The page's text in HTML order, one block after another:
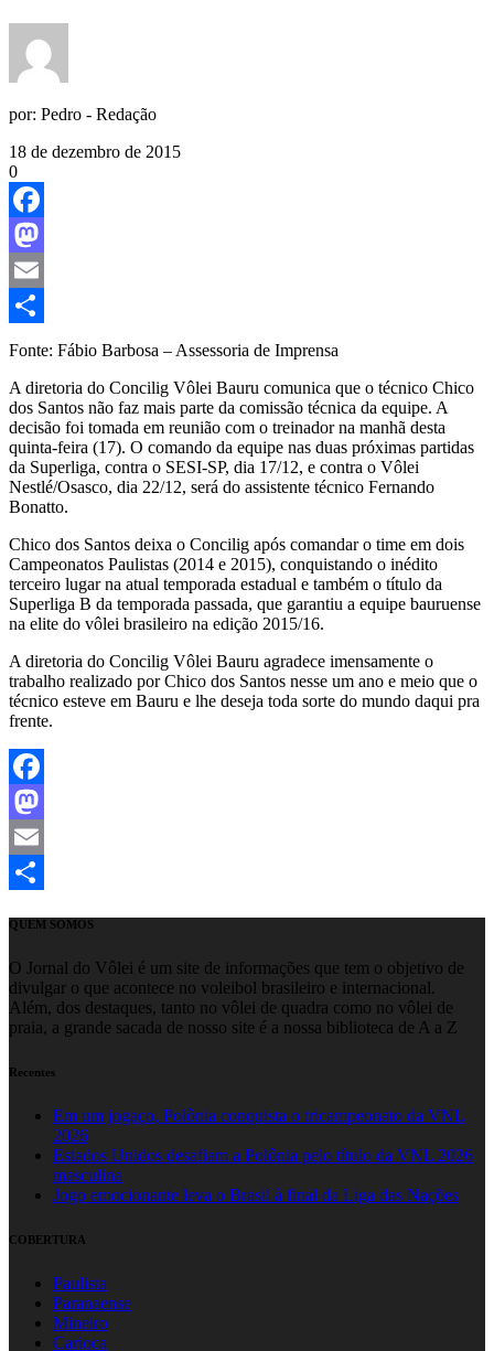
por: Pedro - Redação
18 de dezembro de 2015
0
Facebook
Mastodon
Email
Share
Fonte: Fábio Barbosa – Assessoria de Imprensa
A diretoria do Concilig Vôlei Bauru comunica que o técnico Chico
dos Santos não faz mais parte da comissão técnica da equipe. A
decisão foi tomada em reunião com o treinador na manhã desta
quinta-feira (17). O comando da equipe nas duas próximas partidas
da Superliga, contra o SESI-SP, dia 17/12, e contra o Vôlei
Nestlé/Osasco, dia 22/12, será do assistente técnico Fernando
Bonatto.
Chico dos Santos deixa o Concilig após comandar o time em dois
Campeonatos Paulistas (2014 e 2015), conquistando o inédito
terceiro lugar na atual temporada estadual e também o título da
Superliga B da temporada passada, que garantiu a equipe bauruense
na elite do vôlei brasileiro na edição 2015/16.
A diretoria do Concilig Vôlei Bauru agradece imensamente o
trabalho realizado por Chico dos Santos nesse um ano e meio que o
técnico esteve em Bauru e lhe deseja toda sorte do mundo daqui pra
frente.
Facebook
Mastodon
Email
QUEM SOMOS
O Jornal do Vôlei é um site de informações que tem o objetivo de
divulgar o que acontece no voleibol brasileiro e internacional.
Além, dos destaques, tanto no vôlei de quadra como no vôlei de
praia, a grande sacada de nosso site é a nossa biblioteca de A a Z
Recentes
Em um jogaço, Polônia conquista o tricampeonato da VNL
2026
Estados Unidos desafiam a Polônia pelo título da VNL 2026
masculina
Jogo emocionante leva o Brasil à final da Liga das Nações
COBERTURA
Paulista
Paranaense
Mineiro
Carioca